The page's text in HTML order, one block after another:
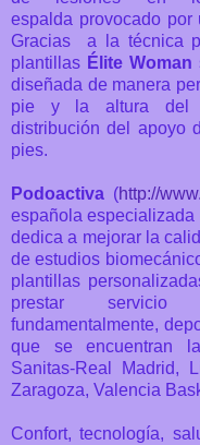
espalda provocado
Gracias a la técnica
plantillas Élite Woman
diseñada de manera
pie y la altura del
distribución del apoyo
pies.
Podoactiva (http://
española
dedica a mejorar la
de estudios
plantillas
prestar
fundamentalmente,
que se encuentran
Sanitas-Real Madrid,
Zaragoza, Valencia
Confort, tecnología,